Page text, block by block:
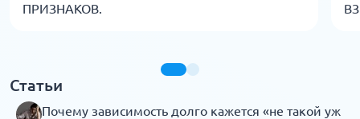
ПРИЗНАКОВ.
Статьи
Почему зависимость долго кажется «не такой уж